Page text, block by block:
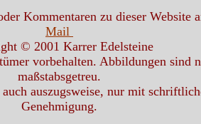
Kommentaren zu dieser Website
Mail
© 2001 Karrer Edelsteine
vorbehalten. Abbildungen sind
maßstabsgetreu.
auszugsweise, nur mit
Genehmigung.